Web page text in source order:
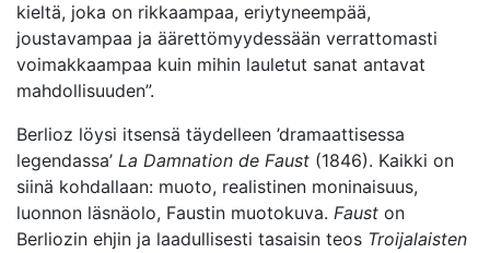
kieltä, joka on rikkaampaa, eriytyneempää,
joustavampaa ja äärettömyydessään verrattomasti
voimakkaampaa kuin mihin lauletut sanat antavat
mahdollisuuden”.
Berlioz löysi itsensä täydelleen ’dramaattisessa
legendassa’ La Damnation de Faust (1846). Kaikki on
siinä kohdallaan: muoto, realistinen moninaisuus,
luonnon läsnäolo, Faustin muotokuva. Faust on
Berliozin ehjin ja laadullisesti tasaisin teos Troijalaisten